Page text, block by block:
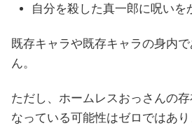
自分を殺した真一郎に呪いを
既存キャラや既存キャラの身内
ん。
ただし、ホームレスおっさんの
なっている可能性はゼロではあり